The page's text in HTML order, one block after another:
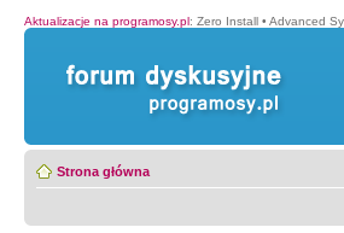
Aktualizacje na programosy.pl: Zero Install • Advanced
Strona główna